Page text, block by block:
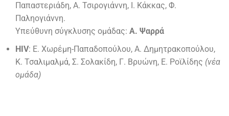
Παπαστεριάδη, Α. Τσιρογιάννη, Ι. Κάκκας, Φ.
Παληογιάννη.
Υπεύθυνη σύγκλυσης ομάδας: Α. Ψαρρά
HIV: Ε. Χωρέμη-Παπαδοπούλου, Α. Δημητρακοπούλου,
Κ. Τσαλιμαλμά, Σ. Σολακίδη, Γ. Βρυώνη, Ε. Ροϊλίδης (νέα
ομάδα)